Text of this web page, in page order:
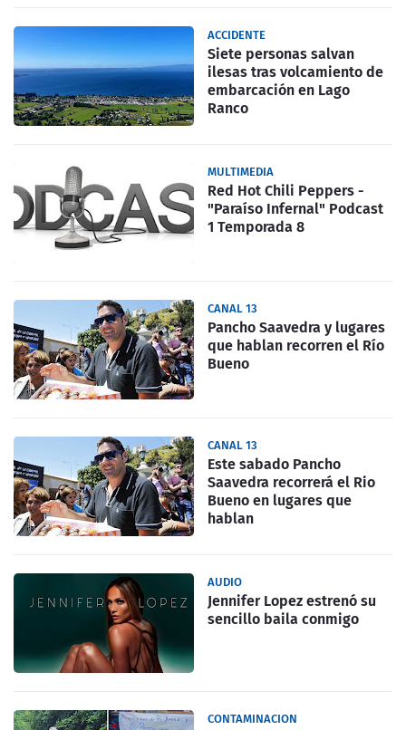
ACCIDENTE
Siete personas salvan
ilesas tras volcamiento de
embarcación en Lago
Ranco
MULTIMEDIA
Red Hot Chili Peppers -
"Paraíso Infernal" Podcast
1 Temporada 8
CANAL 13
Pancho Saavedra y lugares
que hablan recorren el Río
Bueno
CANAL 13
Este sabado Pancho
Saavedra recorrerá el Rio
Bueno en lugares que
hablan
AUDIO
Jennifer Lopez estrenó su
sencillo baila conmigo
CONTAMINACION